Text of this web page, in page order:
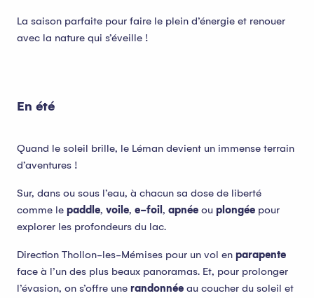
La saison parfaite pour faire le plein d’énergie et renouer
avec la nature qui s’éveille !
En été
Quand le soleil brille, le Léman devient un immense terrain
d’aventures !
Sur, dans ou sous l’eau, à chacun sa dose de liberté
comme le paddle, voile, e-foil , apnée ou plongée pour
explorer les profondeurs du lac.
Direction Thollon-les-Mémises pour un vol en parapente
face à l’un des plus beaux panoramas. Et, pour prolonger
l’évasion, on s’offre une randonnée au coucher du soleil et